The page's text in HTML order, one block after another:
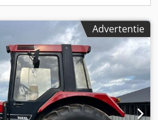
Advertentie